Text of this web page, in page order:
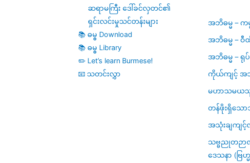
ဆရာမကြီး ဒေါ်ခင်လှတင်၏
ရှင်းလင်းမှုသင်တန်းများ
📚 ဓမ္ဓ Download
📚 ဓမ္ဓ Library
✏️ Let’s learn Burmese!
📧 သတင်းလွှာ
အဘိဓမ္မ – ကမ္မ
အဘိဓမ္မ – ဝီ
အဘိဓမ္မ – ရုပ်
ကိုယ်ကျင့် အဘိ
မဟာသမယသု
တန်ဖိုးရှိသော
အသုံးချကျင့်လ
သဗ္ဗညုတဉ
ဒေသနာ (ဗြ